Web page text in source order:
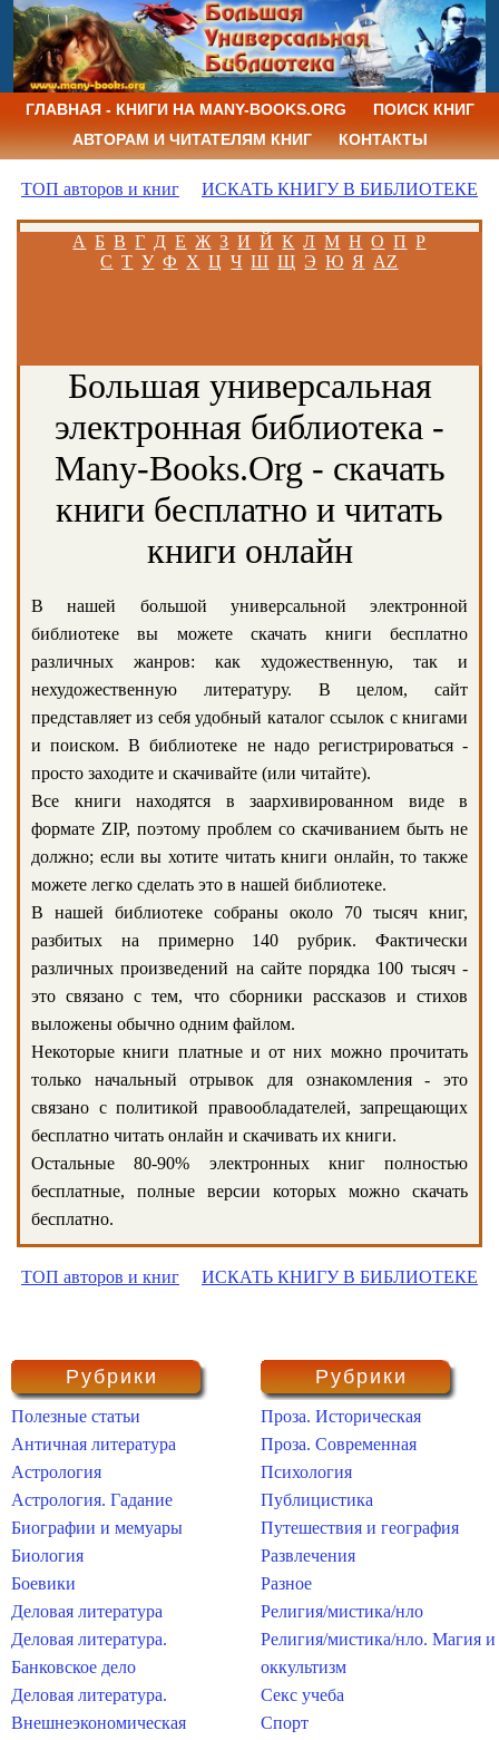
ГЛАВНАЯ - КНИГИ НА MANY-BOOKS.ORG
ПОИСК КНИГ
АВТОРАМ И ЧИТАТЕЛЯМ КНИГ
КОНТАКТЫ
ТОП авторов и книг ИСКАТЬ КНИГУ В БИБЛИОТЕКЕ
А Б В Г Д Е Ж З И Й К Л М Н О П Р
С Т У Ф Х Ц Ч Ш Щ Э Ю Я AZ
Большая универсальная
электронная библиотека -
Many-Books.Org - скачать
книги бесплатно и читать
книги онлайн
В нашей большой универсальной электронной
библиотеке вы можете скачать книги бесплатно
различных жанров: как художественную, так и
нехудожественную литературу. В целом, сайт
представляет из себя удобный каталог ссылок с книгами
и поиском. В библиотеке не надо регистрироваться -
просто заходите и скачивайте (или читайте).
Все книги находятся в заархивированном виде в
формате ZIP, поэтому проблем со скачиванием быть не
должно; если вы хотите читать книги онлайн, то также
можете легко сделать это в нашей библиотеке.
В нашей библиотеке собраны около 70 тысяч книг,
разбитых на примерно 140 рубрик. Фактически
различных произведений на сайте порядка 100 тысяч -
это связано с тем, что сборники рассказов и стихов
выложены обычно одним файлом.
Некоторые книги платные и от них можно прочитать
только начальный отрывок для ознакомления - это
связано с политикой правообладателей, запрещающих
бесплатно читать онлайн и скачивать их книги.
Остальные 80-90% электронных книг полностью
бесплатные, полные версии которых можно скачать
бесплатно.
ТОП авторов и книг ИСКАТЬ КНИГУ В БИБЛИОТЕКЕ
Рубрики
Полезные статьи
Античная литература
Астрология
Астрология. Гадание
Биографии и мемуары
Биология
Боевики
Деловая литература
Деловая литература.
Банковское дело
Деловая литература.
Внешнеэкономическая
Рубрики
Проза. Историческая
Проза. Современная
Психология
Публицистика
Путешествия и география
Развлечения
Разное
Религия/мистика/нло
Религия/мистика/нло. Магия и
оккультизм
Секс учеба
Спорт